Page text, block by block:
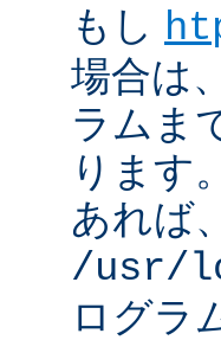
もし
場合は
ラムま
ります
あれば、
/usr/
ログラ